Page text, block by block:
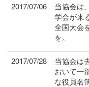
2017/07/06
当協会は
学会が来
全国大会
を。
2017/07/28
当協会は
おいて一
な役員名